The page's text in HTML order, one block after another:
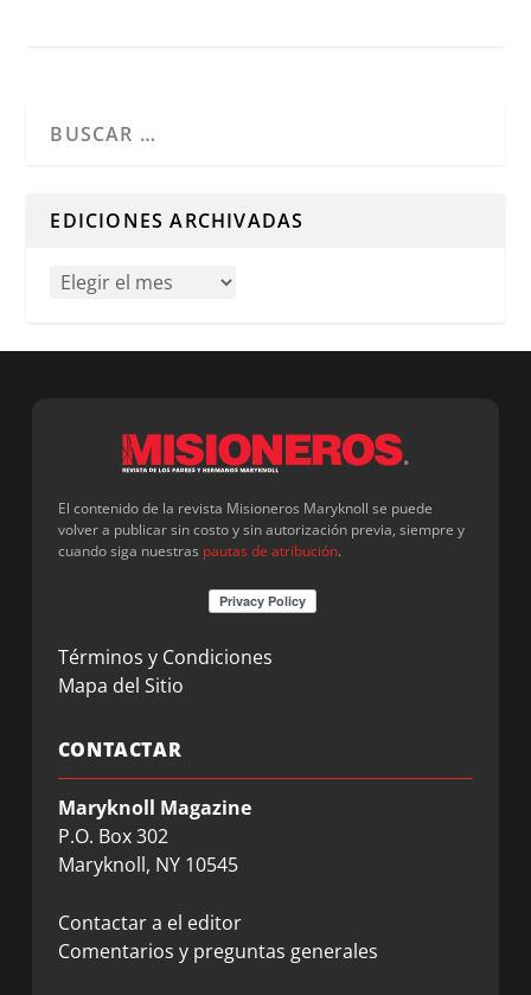
EDICIONES ARCHIVADAS
El contenido de la revista Misioneros Maryknoll se puede
volver a publicar sin costo y sin autorización previa, siempre y
cuando siga nuestras pautas de atribución.
Términos y Condiciones
Mapa del Sitio
CONTACTAR
Maryknoll Magazine
P.O. Box 302
Maryknoll, NY 10545
Contactar a el editor
Comentarios y preguntas generales